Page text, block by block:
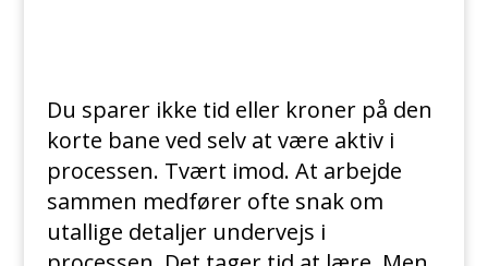
Du sparer ikke tid eller kroner på den
korte bane ved selv at være aktiv i
processen. Tvært imod. At arbejde
sammen medfører ofte snak om
utallige detaljer undervejs i